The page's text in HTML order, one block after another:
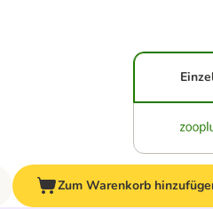
Zum Warenkorb